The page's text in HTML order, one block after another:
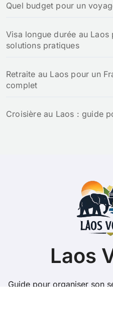
Quel budget pour un
Visa longue durée au
solutions pratiques
Retraite au Laos pour un
complet
Croisière au Laos : guide
Laos
Guide pour organiser son